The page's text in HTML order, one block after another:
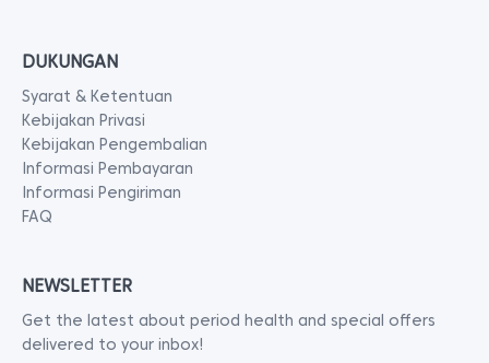
DUKUNGAN
Syarat & Ketentuan
Kebijakan Privasi
Kebijakan Pengembalian
Informasi Pembayaran
Informasi Pengiriman
FAQ
NEWSLETTER
Get the latest about period health and special offers
delivered to your inbox!